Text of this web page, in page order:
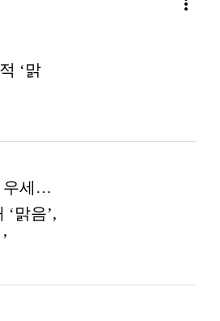
more_vert
‘맑
우세…
‘맑음’,